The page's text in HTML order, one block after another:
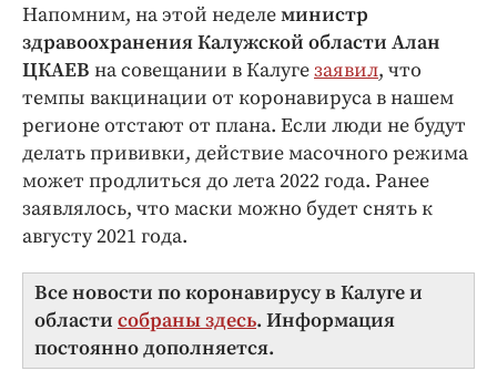
Напомним, на этой неделеминистр
здравоохранения Калужской области Алан
ЦКАЕВ на совещании в Калугезаявил, что
темпы вакцинации от коронавируса в нашем
регионе отстают от плана. Если люди не будут
делать прививки, действие масочного режима
может продлиться до лета 2022 года. Ранее
заявлялось, что маски можно будет снять к
августу 2021 года.
Все новости по коронавирусу в Калуге и
области собраны здесь. Информация
постоянно дополняется.